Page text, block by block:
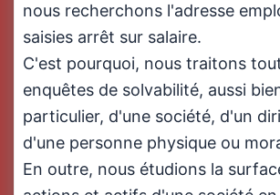
nous recherchons l'adresse
saisies arrêt sur salaire.
C'est pourquoi, nous traitons
enquêtes de solvabilité, aussi
particulier, d'une société, d'un
d'une personne physique ou
En outre, nous étudions la